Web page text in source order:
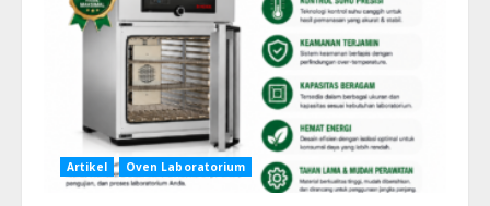
Artikel Oven Laboratorium